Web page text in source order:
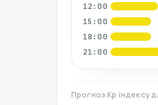
12:00
15:00
18:00
21:00
Прогноз Kp індексу